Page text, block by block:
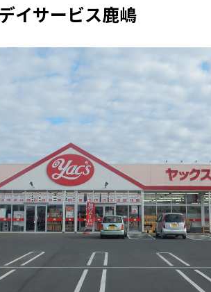
イサービス鹿嶋